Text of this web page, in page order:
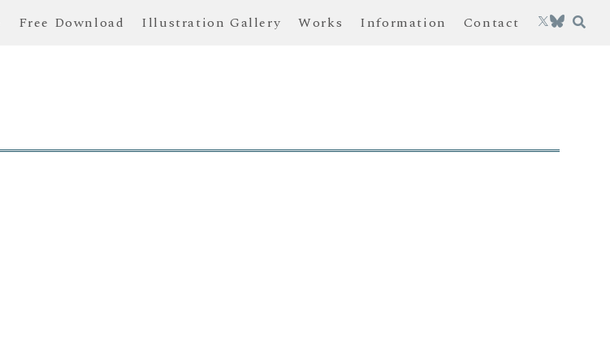
Free Download Illustration Gallery Works Information Contact